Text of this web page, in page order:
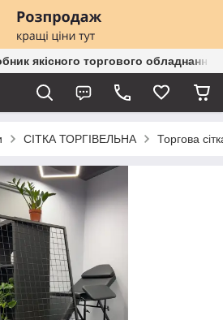
якісного торгового обладнання
СІТКА ТОРГІВЕЛЬНА Торгова